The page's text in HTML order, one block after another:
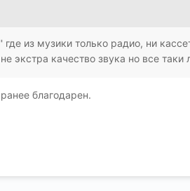
из музики только радио, ни
экстра качество звука но все таки
благодарен.